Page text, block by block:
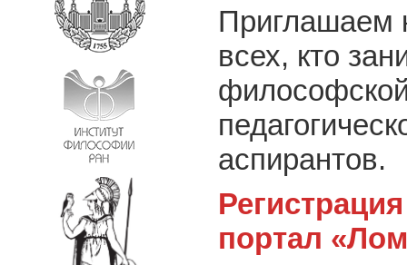
Приглашаем
всех, кто
аспирантов.
портал